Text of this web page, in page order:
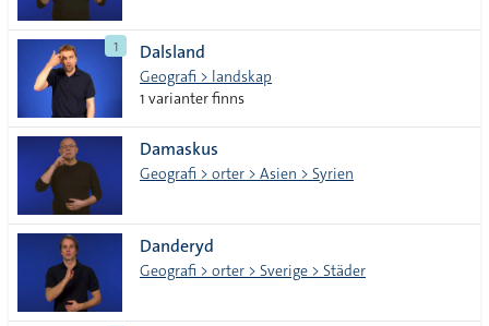
1 Dalsland
Geografi > landskap
1 varianter finns
Damaskus
Geografi > orter > Asien > Syrien
Danderyd
Geografi > orter > Sverige > Städer